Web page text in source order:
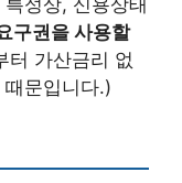
구권을 사용할
터 가산금리 없
문입니다.)